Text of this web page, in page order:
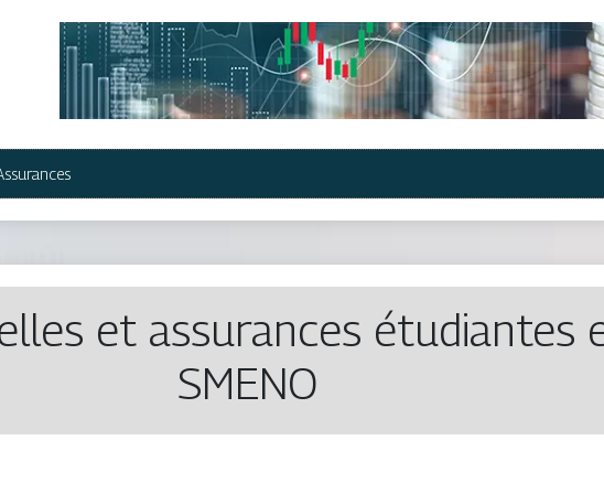
et assurances étudiantes
SMENO